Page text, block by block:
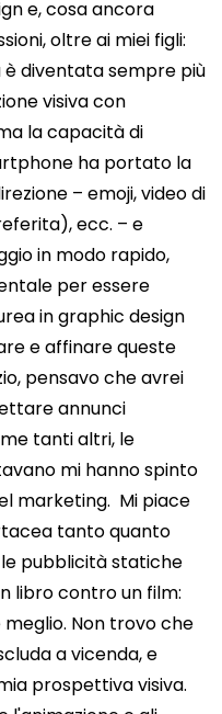
e, cosa ancora
oltre ai miei figli:
è diventata sempre più
visiva con
la capacità di
ha portato la
– emoji, video di
ecc. – e
in modo rapido,
per essere
in graphic design
e affinare queste
pensavo che avrei
annunci
tanti altri, le
mi hanno spinto
marketing. Mi piace
tanto quanto
pubblicità statiche
libro contro un film:
Non trovo che
a vicenda, e
prospettiva visiva.